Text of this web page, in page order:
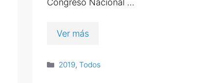
Congreso Nacional …
Ver más
2019,Todos